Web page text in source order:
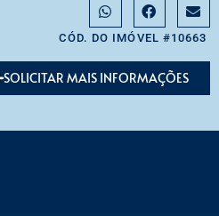
CÓD. DO IMÓVEL #10663
SOLICITAR MAIS INFORMAÇÕES